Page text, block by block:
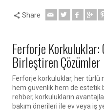
Share
Ferforje Korkuluklar:
Birleştiren Çözümler
Ferforje korkuluklar, her türlü
hem güvenlik hem de estetik
rehber, korkulukların
bakım önerileri ile ev veya iş